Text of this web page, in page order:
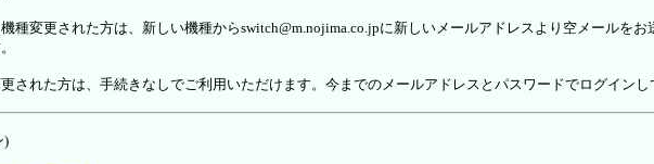
変更された方は、新しい機種からswitch@m.nojima.co.jpに新しいメールアドレスより空メールをお
れた方は、手続きなしでご利用いただけます。今までのメールアドレスとパスワードでログインし
)